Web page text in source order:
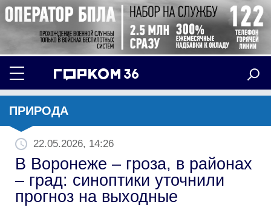
ПРИРОДА
22.05.2026, 14:26
В Воронеже – гроза, в районах
– град: синоптики уточнили
прогноз на выходные